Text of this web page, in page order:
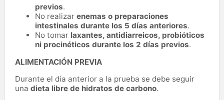
previos.
No realizar enemas o preparaciones
intestinales durante los 5 días anteriores.
No tomar laxantes, antidiarreicos, probióticos
ni procinéticos durante los 2 días previos.
ALIMENTACIÓN PREVIA
Durante el día anterior a la prueba se debe seguir
una dieta libre de hidratos de carbono.